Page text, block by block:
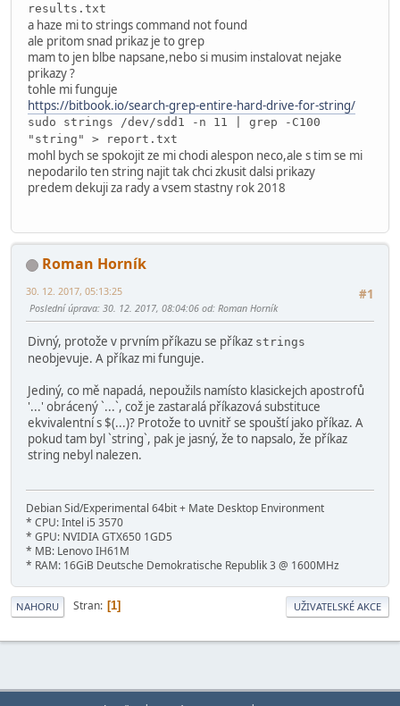
results.txt
a haze mi to strings command not found
ale pritom snad prikaz je to grep
mam to jen blbe napsane,nebo si musim instalovat nejake
prikazy ?
tohle mi funguje
https://bitbook.io/search-grep-entire-hard-drive-for-string/
sudo strings /dev/sdd1 -n 11 | grep -C100
"string" > report.txt
mohl bych se spokojit ze mi chodi alespon neco,ale s tim se mi
nepodarilo ten string najit tak chci zkusit dalsi prikazy
predem dekuji za rady a vsem stastny rok 2018
Roman Horník
#1
30. 12. 2017, 05:13:25
Poslední úprava: 30. 12. 2017, 08:04:06 od: Roman Horník
Divný, protože v prvním příkazu se příkaz strings
neobjevuje. A příkaz mi funguje.
Jediný, co mě napadá, nepoužils namísto klasickejch apostrofů
'...' obrácený `...`, což je zastaralá příkazová substituce
ekvivalentní s $(...)? Protože to uvnitř se spouští jako příkaz. A
pokud tam byl `string`, pak je jasný, že to napsalo, že příkaz
string nebyl nalezen.
Debian Sid/Experimental 64bit + Mate Desktop Environment
* CPU: Intel i5 3570
* GPU: NVIDIA GTX650 1GD5
* MB: Lenovo IH61M
* RAM: 16GiB Deutsche Demokratische Republik 3 @ 1600MHz
NAHORU Stran 1 UŽIVATELSKÉ AKCE